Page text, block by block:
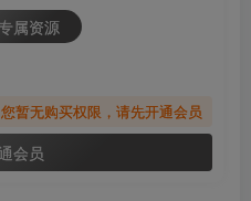
属资源
您暂无购买权限，请先开通会员
会员